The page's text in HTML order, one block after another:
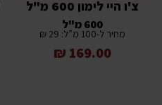
צ'ו היי לימון 600 מ"ל
600 מ"ל
מחיר ל-100 מ”ל: 29 ₪
169.00 ₪